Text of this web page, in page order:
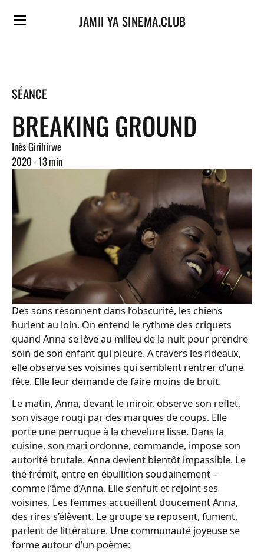
JAMII YA SINEMA.CLUB
SÉANCE
BREAKING GROUND
Inès Girihirwe
2020 · 13 min
Des sons résonnent dans l’obscurité, les chiens
hurlent au loin. On entend le rythme des criquets
quand Anna se lève au milieu de la nuit pour prendre
soin de son enfant qui pleure. A travers les rideaux,
elle observe ses voisines qui semblent rentrer d’une
fête. Elle leur demande de faire moins de bruit.
Le matin, Anna, devant le miroir, observe son reflet,
son visage rougi par des marques de coups. Elle
porte une perruque à la chevelure lisse. Dans la
cuisine, son mari ordonne, commande, impose son
autorité brutale. Anna devient bientôt impassible. Le
thé frémit, entre en ébullition soudainement –
comme l’âme d’Anna. Elle s’enfuit et rejoint ses
voisines. Les femmes accueillent doucement Anna,
des rires s’élèvent. Le groupe se reposent, fument,
parlent de littérature. Une communauté joyeuse se
forme autour d’un poème: